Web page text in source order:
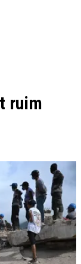
ruim